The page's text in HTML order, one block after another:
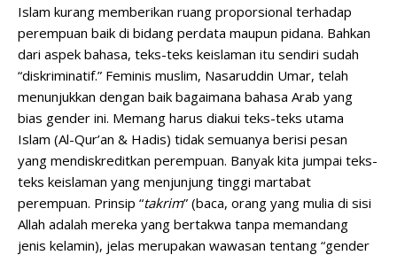
Islam kurang memberikan ruang proporsional terhadap
perempuan baik di bidang perdata maupun pidana. Bahkan
dari aspek bahasa, teks-teks keislaman itu sendiri sudah
“diskriminatif.” Feminis muslim, Nasaruddin Umar, telah
menunjukkan dengan baik bagaimana bahasa Arab yang
bias gender ini. Memang harus diakui teks-teks utama
Islam (Al-Qur’an & Hadis) tidak semuanya berisi pesan
yang mendiskreditkan perempuan. Banyak kita jumpai teks-
teks keislaman yang menjunjung tinggi martabat
perempuan. Prinsip “takrim” (baca, orang yang mulia di sisi
Allah adalah mereka yang bertakwa tanpa memandang
jenis kelamin), jelas merupakan wawasan tentang “gender